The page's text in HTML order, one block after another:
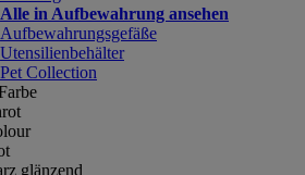
Alle in Aufbewahrung ansehen
Aufbewahrungsgefäße
Utensilienbehälter
Pet Collection
glänzend